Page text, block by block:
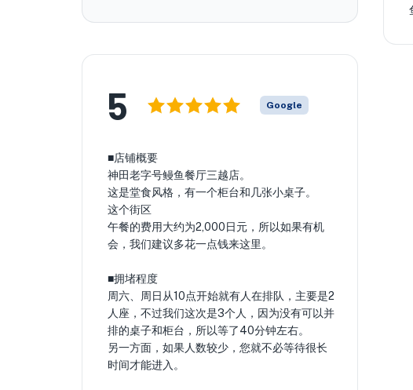
5 Google
■店铺概要
神田老字号鳗鱼餐厅三越店。
这是堂食风格，有一个柜台和几张小桌子。
这个街区
午餐的费用大约为2,000日元，所以如果有机
会，我们建议多花一点钱来这里。
■拥堵程度
周六、周日从10点开始就有人在排队，主要是2
人座，不过我们这次是3个人，因为没有可以并
排的桌子和柜台，所以等了40分钟左右。
另一方面，如果人数较少，您就不必等待很长
时间才能进入。